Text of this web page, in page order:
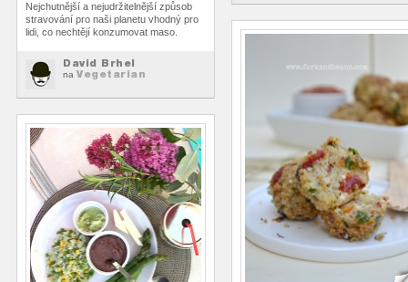
Nejchutnější a nejudržitelnější způsob
stravování pro naši planetu vhodný pro
lidi, co nechtějí konzumovat maso.
David Brhel
na Vegetarian